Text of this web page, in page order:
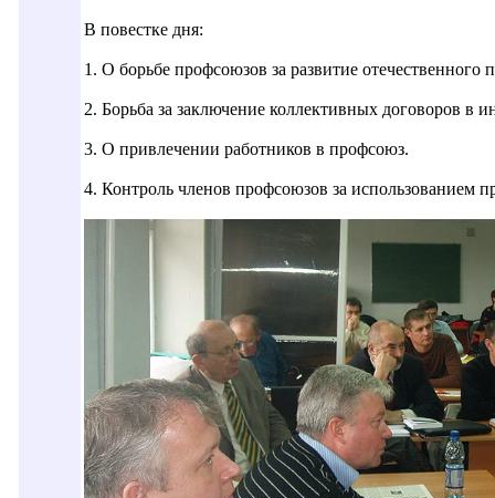
В повестке дня:
1. О борьбе профсоюзов за развитие отечественного
2. Борьба за заключение коллективных договоров в
3. О привлечении работников в профсоюз.
4. Контроль членов профсоюзов за использованием